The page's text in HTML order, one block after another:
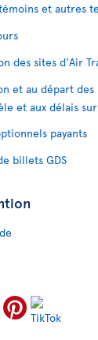
et autres
des sites d'Air
et au départ
et aux délais
payants
billets GDS